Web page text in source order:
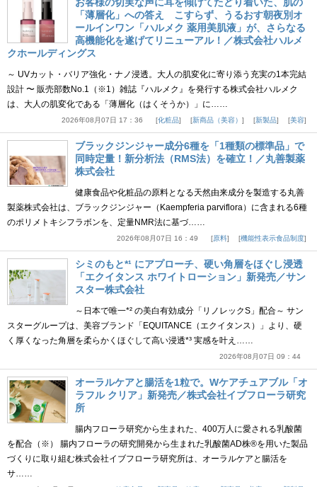
「薄層化」への答え こすらず、うるおす朝夜別オ
ールインワン「ハルメク 薬用美肌液」が、さらなる
高機能化を遂げてリニューアル！／株式会社ハルメ
クホールディングス
～ UVカット・バリア強化・ナノ浸透。大人の肌変化に寄り添う充実の1本完結
設計 〜 販売部数No.1（※1）雑誌『ハルメク』を発行する株式会社ハルメク
は、大人の肌変化である「薄層化（はくそうか）」に……
2026年08月07日 17：36 化粧品 新商品（美容） 新製品 美容
ブラックジンジャー成分6種を「1種類の標準品」で
同時定量！新分析法（RMS法）を確立！／丸善製薬
株式会社
健康食品や化粧品の原料となる天然由来成分を製造する丸善
製薬株式会社は、ブラックジンジャー（Kaempferia parviflora）に含まれる6種
のポリメトキシフラボンを、定量NMR法に基づ……
2026年08月07日 16：49 原料 機能性表示食品制度
シミのもと*¹ にアプローチ、硬い角層をほぐし浸透
「エクイタンス ホワイトローション」新発売／サン
スター株式会社
～日本で唯一*² の美白有効成分「リノレックS」配合～ サン
スターグループは、美容ブランド「EQUITANCE（エクイタンス）」より、硬
く厚くなった角層を柔らかくほぐして高い浸透*³ 実感を叶え……
2026年08月07日 09：44
オーラルケアと腸活を1粒で。Wケアチュアブル「オ
ラフル クリア」新発売／株式会社イブフローラ研究
所
腸内フローラ研究から生まれた、400万人に愛される乳酸菌
を配合（※） 腸内フローラの研究開発から生まれた乳酸菌AD株®を用いた製品
づくりに取り組む株式会社イブフローラ研究所は、オーラルケアと腸活を
サ……